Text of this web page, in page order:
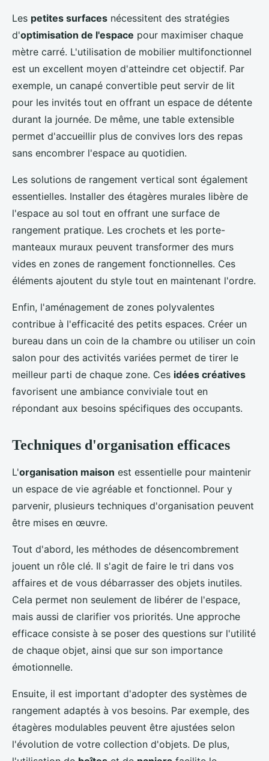
Les petites surfaces nécessitent des stratégies
d'optimisation de l'espace pour maximiser chaque
mètre carré. L'utilisation de mobilier multifonctionnel
est un excellent moyen d'atteindre cet objectif. Par
exemple, un canapé convertible peut servir de lit
pour les invités tout en offrant un espace de détente
durant la journée. De même, une table extensible
permet d'accueillir plus de convives lors des repas
sans encombrer l'espace au quotidien.
Les solutions de rangement vertical sont également
essentielles. Installer des étagères murales libère de
l'espace au sol tout en offrant une surface de
rangement pratique. Les crochets et les porte-
manteaux muraux peuvent transformer des murs
vides en zones de rangement fonctionnelles. Ces
éléments ajoutent du style tout en maintenant l'ordre.
Enfin, l'aménagement de zones polyvalentes
contribue à l'efficacité des petits espaces. Créer un
bureau dans un coin de la chambre ou utiliser un coin
salon pour des activités variées permet de tirer le
meilleur parti de chaque zone. Ces idées créatives
favorisent une ambiance conviviale tout en
répondant aux besoins spécifiques des occupants.
Techniques d'organisation efficaces
L'organisation maison est essentielle pour maintenir
un espace de vie agréable et fonctionnel. Pour y
parvenir, plusieurs techniques d'organisation peuvent
être mises en œuvre.
Tout d'abord, les méthodes de désencombrement
jouent un rôle clé. Il s'agit de faire le tri dans vos
affaires et de vous débarrasser des objets inutiles.
Cela permet non seulement de libérer de l'espace,
mais aussi de clarifier vos priorités. Une approche
efficace consiste à se poser des questions sur l'utilité
de chaque objet, ainsi que sur son importance
émotionnelle.
Ensuite, il est important d'adopter des systèmes de
rangement adaptés à vos besoins. Par exemple, des
étagères modulables peuvent être ajustées selon
l'évolution de votre collection d'objets. De plus,